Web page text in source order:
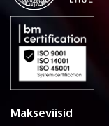
Makseviisid